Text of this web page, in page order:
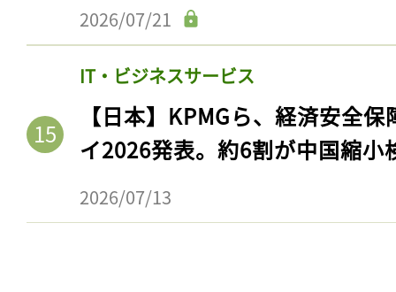
2026/07/21
IT・ビジネスサービス
【日本】KPMGら、経済安全
イ2026発表。約6割が中国縮小
2026/07/13